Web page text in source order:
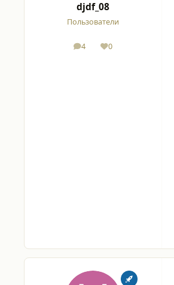
djdf_08
Пользователи
4
сообщения
0
Репутация